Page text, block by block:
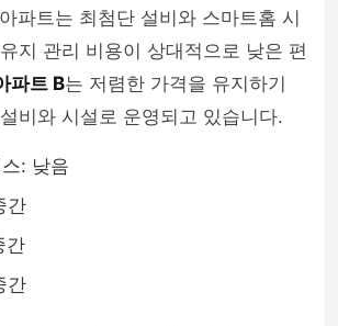
아파트는 최첨단 설비와 스마트홈 시
지 관리 비용이 상대적으로 낮은 편
파트 B는 저렴한 가격을 유지하기
비와 시설로 운영되고 있습니다.
: 낮음
간
간
간